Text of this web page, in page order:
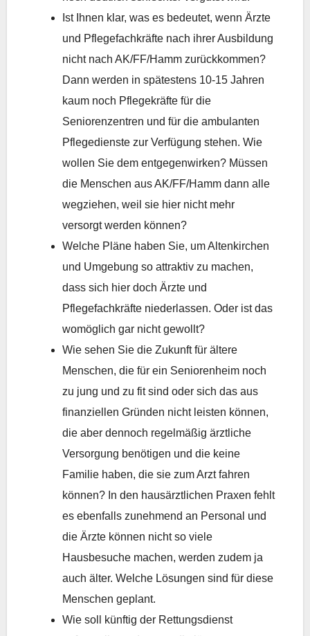
Ist Ihnen klar, was es bedeutet, wenn Ärzte
und Pflegefachkräfte nach ihrer Ausbildung
nicht nach AK/FF/Hamm zurückkommen?
Dann werden in spätestens 10-15 Jahren
kaum noch Pflegekräfte für die
Seniorenzentren und für die ambulanten
Pflegedienste zur Verfügung stehen. Wie
wollen Sie dem entgegenwirken? Müssen
die Menschen aus AK/FF/Hamm dann alle
wegziehen, weil sie hier nicht mehr
versorgt werden können?
Welche Pläne haben Sie, um Altenkirchen
und Umgebung so attraktiv zu machen,
dass sich hier doch Ärzte und
Pflegefachkräfte niederlassen. Oder ist das
womöglich gar nicht gewollt?
Wie sehen Sie die Zukunft für ältere
Menschen, die für ein Seniorenheim noch
zu jung und zu fit sind oder sich das aus
finanziellen Gründen nicht leisten können,
die aber dennoch regelmäßig ärztliche
Versorgung benötigen und die keine
Familie haben, die sie zum Arzt fahren
können? In den hausärztlichen Praxen fehlt
es ebenfalls zunehmend an Personal und
die Ärzte können nicht so viele
Hausbesuche machen, werden zudem ja
auch älter. Welche Lösungen sind für diese
Menschen geplant.
Wie soll künftig der Rettungsdienst